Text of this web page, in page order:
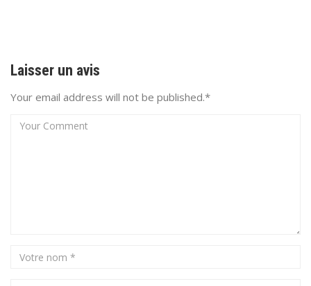
Laisser un avis
Your email address will not be published.*